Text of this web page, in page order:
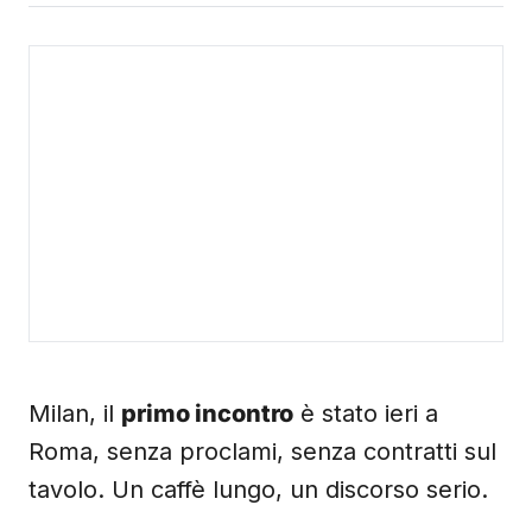
Milan, il primo incontro è stato ieri a
Roma, senza proclami, senza contratti sul
tavolo. Un caffè lungo, un discorso serio.